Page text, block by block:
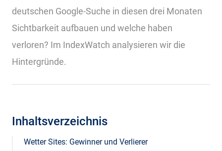
deutschen Google-Suche in diesen drei Monaten
Sichtbarkeit aufbauen und welche haben
verloren? Im IndexWatch analysieren wir die
Hintergründe.
Inhaltsverzeichnis
Wetter Sites: Gewinner und Verlierer